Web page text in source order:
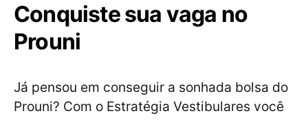
Conquiste sua vaga no
Prouni
Já pensou em conseguir a sonhada bolsa do
Prouni? Com o Estratégia Vestibulares você